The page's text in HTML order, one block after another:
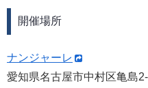
開催場所
ナンジャーレ
愛知県名古屋市中村区亀島